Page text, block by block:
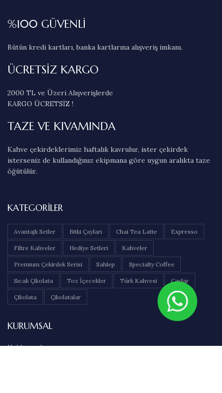
%100 GÜVENLİ
Bütün kredi kartları, banka kartlarına alışveriş imkanı.
ÜCRETSİZ KARGO
2000 TL ve Üzeri Alışverişlerde
KARGO ÜCRETSİZ !
TAZE VE KIVAMINDA
Kahve çekirdeklerimiz haftalık kavrulur, ister çekirdek
isterseniz de kullandığınız ekipmana göre uygun aralıkta taze
öğütülür.
KATEGORILER
Avantajlı Setler Bitki Çayları Chai Tea Latte Espresso
Filtre Kahveler Hediye Setleri Kahveler
Premium Çekirdek Serisi Sahlep Specialty Coffee
Sıcak Çikolata Toz İçecekler Türk Kahvesi Çaylar
Çikolata Çikolatalar
KURUMSAL
Hakkımızda